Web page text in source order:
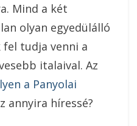
Mind a két
olyan egyedülálló
tudja venni a
italaival. Az
a Panyolai
annyira híressé?